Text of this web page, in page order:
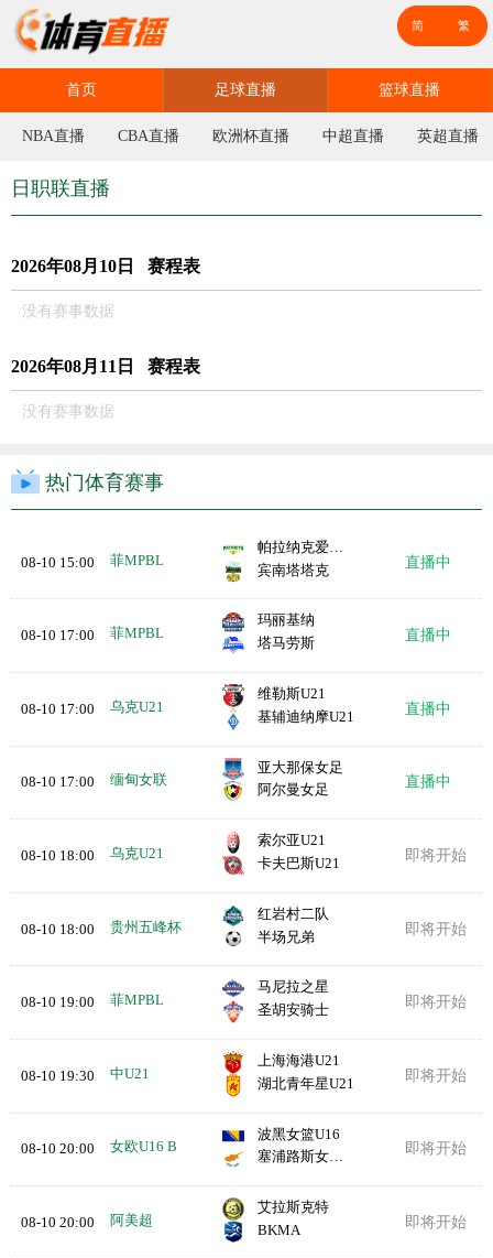
首页 足球直播 篮球直播
NBA直播 CBA直播 欧洲杯直播 中超直播 英超直播
日职联直播
2026年08月10日 赛程表
没有赛事数据
2026年08月11日 赛程表
没有赛事数据
热门体育赛事
08-10 15:00 菲MPBL
帕拉纳克爱国者队
宾南塔塔克
直播中
08-10 17:00 菲MPBL
玛丽基纳
塔马劳斯
直播中
08-10 17:00 乌克U21
维勒斯U21
基辅迪纳摩U21
直播中
08-10 17:00 缅甸女联
亚大那保女足
阿尔曼女足
直播中
08-10 18:00 乌克U21
索尔亚U21
卡夫巴斯U21
即将开始
08-10 18:00 贵州五峰杯
红岩村二队
半场兄弟
即将开始
08-10 19:00 菲MPBL
马尼拉之星
圣胡安骑士
即将开始
08-10 19:30 中U21
上海海港U21
湖北青年星U21
即将开始
08-10 20:00 女欧U16 B
波黑女篮U16
塞浦路斯女篮U16
即将开始
08-10 20:00 阿美超
艾拉斯克特
BKMA
即将开始